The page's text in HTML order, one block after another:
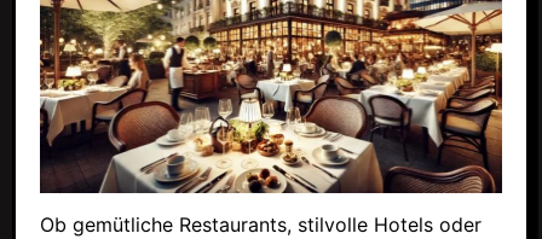
Ob gemütliche Restaurants, stilvolle Hotels oder